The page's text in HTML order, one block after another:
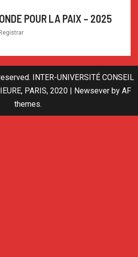
POUR LA PAIX – 2025
Registrar
INTER-UNIVERSITÉ CONSEIL
PARIS, 2020
Newsever by AF
themes.